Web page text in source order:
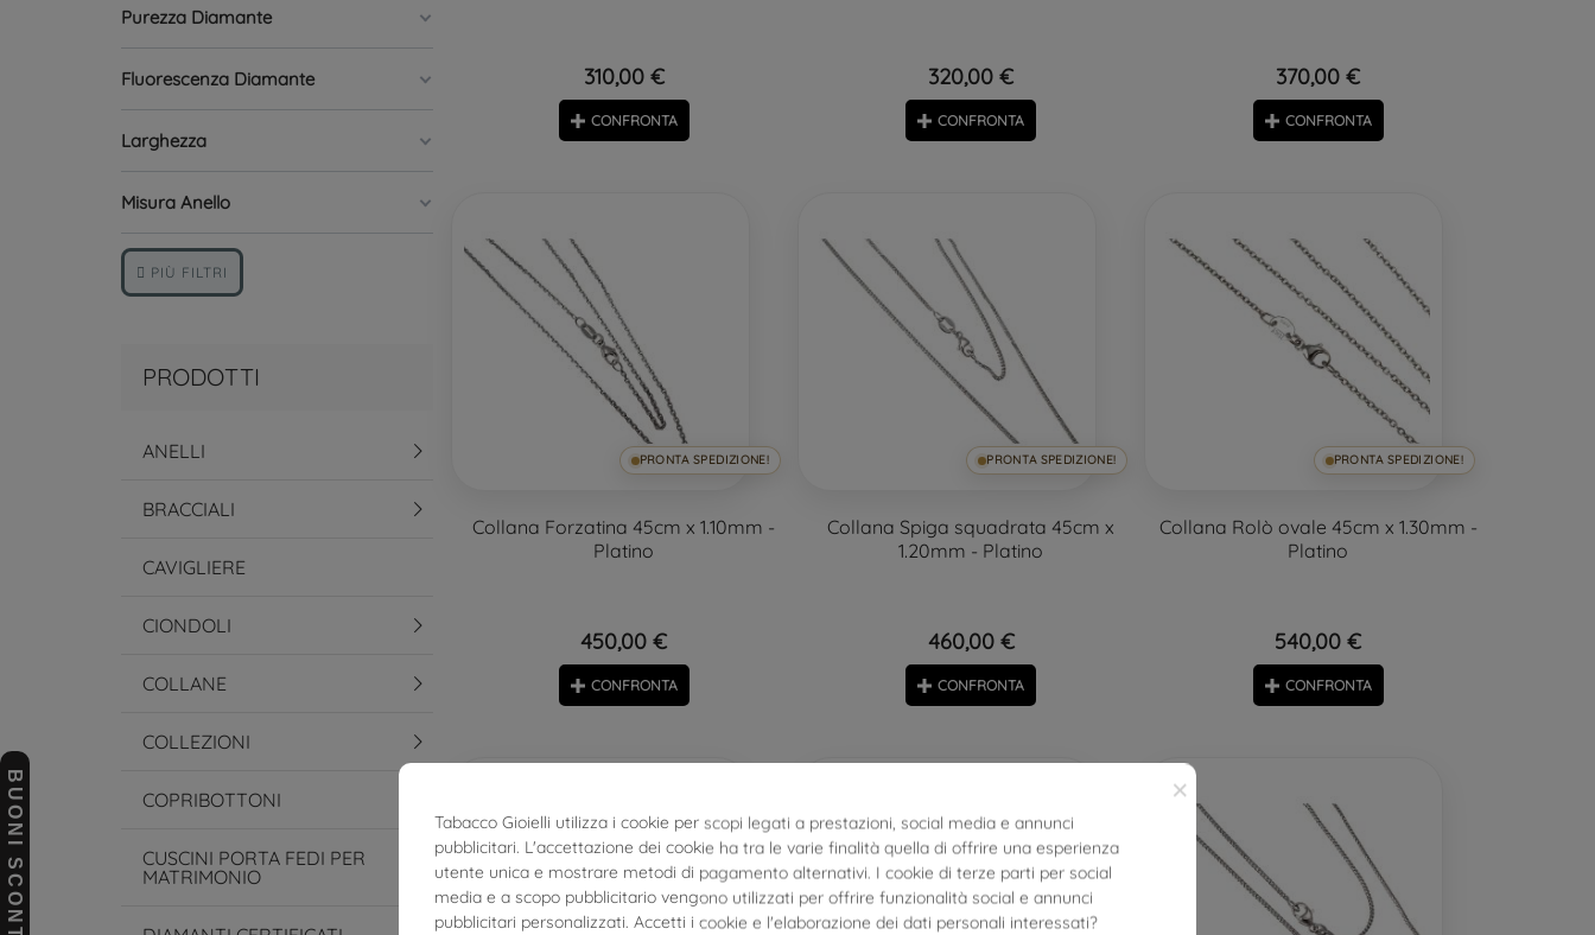
Purezza Diamante
Fluorescenza Diamante
Larghezza
Misura Anello
PIÙ FILTRI
PRODOTTI
ANELLI
BRACCIALI
CAVIGLIERE
CIONDOLI
COLLANE
COLLEZIONI
COPRIBOTTONI
CUSCINI PORTA FEDI PER
MATRIMONIO
310,00 €
CONFRONTA
320,00 €
CONFRONTA
370,00 €
CONFRONTA
PRONTA SPEDIZIONE!
Collana Forzatina 45cm x 1.10mm -
Platino
450,00 €
CONFRONTA
PRONTA SPEDIZIONE!
Collana Spiga squadrata 45cm x
1.20mm - Platino
460,00 €
CONFRONTA
PRONTA SPEDIZIONE!
Collana Rolò ovale 45cm x 1.30mm -
Platino
540,00 €
CONFRONTA
BUONI SCONTO ×
Tabacco Gioielli utilizza i cookie per scopi legati a prestazioni, social media e annunci
pubblicitari. L'accettazione dei cookie ha tra le varie finalità quella di offrire una esperienza
utente unica e mostrare metodi di pagamento alternativi. I cookie di terze parti per social
media e a scopo pubblicitario vengono utilizzati per offrire funzionalità social e annunci
pubblicitari personalizzati. Accetti i cookie e l'elaborazione dei dati personali interessati?